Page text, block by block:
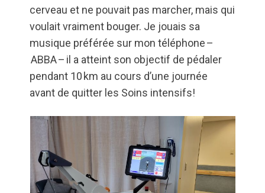
cerveau et ne pouvait pas marcher, mais qui
voulait vraiment bouger. Je jouais sa
musique préférée sur mon téléphone –
ABBA – il a atteint son objectif de pédaler
pendant 10 km au cours d’une journée
avant de quitter les Soins intensifs!